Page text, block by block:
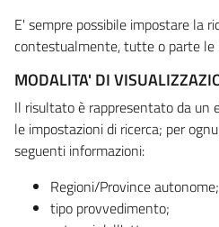
E' sempre possibile impostare la
contestualmente, tutte o parte le
MODALITA' DI
Il risultato è rappresentato da un
le impostazioni di ricerca; per
seguenti informazioni:
Regioni/Province autonome;
tipo provvedimento;